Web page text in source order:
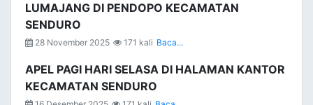
LUMAJANG DI PENDOPO KECAMATAN
SENDURO
28 November 2025 171 kali Baca...
APEL PAGI HARI SELASA DI HALAMAN KANTOR
KECAMATAN SENDURO